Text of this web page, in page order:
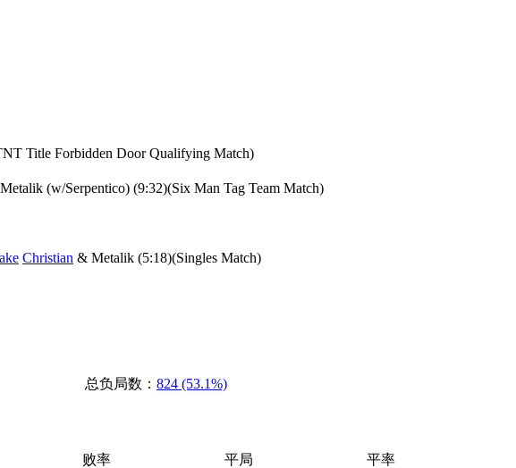
Title Forbidden Door Qualifying Match)
(w/Serpentico) (9:32)(Six Man Tag Team Match)
Christian & Metalik (5:18)(Singles Match)
总负局数： 824 (53.1%)
败率 平局
平率